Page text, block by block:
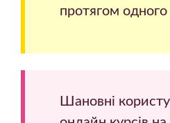
протягом
Шановні